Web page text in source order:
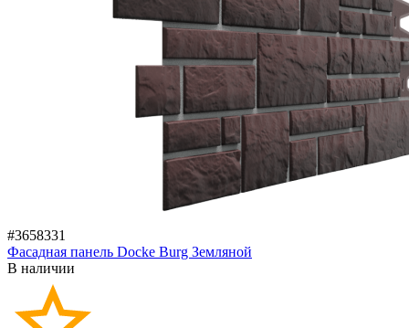
#3658331
Фасадная панель Docke Burg Земляной
В наличии